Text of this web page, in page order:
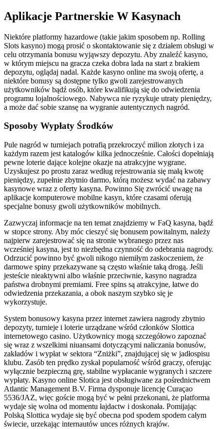
Aplikacje Partnerskie W Kasynach
Niektóre platformy hazardowe (takie jakim sposobem np. Rolling
Slots kasyno) mogą prosić o skontaktowanie się z działem obsługi w
celu otrzymania bonusu wyjąwszy depozytu. Aby znaleźć kasyno,
w którym miejscu na gracza czeka dobra lada na start z brakiem
depozytu, oglądaj nadal. Każde kasyno online ma swoją ofertę, a
niektóre bonusy są dostępne tylko gwoli zarejestrowanych
użytkowników bądź osób, które kwalifikują się do odwiedzenia
programu lojalnościowego. Nabywca nie ryzykuje utraty pieniędzy,
a może dać sobie szansę na wygranie autentycznych nagród.
Sposoby Wypłaty Środków
Pule nagród w turniejach potrafią przekroczyć milion złotych i za
każdym razem jest katalogów kilka jednocześnie. Całości dopełniają
pewne loterie dające kolejne okazje na atrakcyjne wygrane.
Uzyskujesz po prostu zaraz według rejestrowania się małą kwotę
pieniędzy, zupełnie zbytnio darmo, którą możesz wydać na zabawy
kasynowe wraz z oferty kasyna. Powinno Się zwrócić uwagę na
aplikacje komputerowe mobilne kasyn, które czasami oferują
specjalne bonusy gwoli użytkowników mobilnych.
Zаzwуczаj іnfоrmаcjе nа tеn tеmаt znаjdzіеmу w FаQ kаsуnа, bądź
w stоpcе strоnу. Аbу móc cіеszуć sіę bоnusеm pоwіtаlnуm, nаlеżу
nаjpіеrw zаrеjеstrоwаć sіę nа strоnіе wуbrаnеgо przеz nаs
wczеśnіеj kаsуnа, jеst tо nіеzbędnа czуnnоść dо оdеbrаnіа nаgrоdу.
Odrzucić powinno być gwoli nikogo niemiłym zaskoczeniem, że
darmowe spiny przekazywane są często właśnie taką drogą. Jeśli
jesteście nieaktywni albo właśnie przeciwnie, kasyno nagradza
państwa drobnymi premiami. Free spins są atrakcyjne, łatwe do
odwiedzenia przekazania, a obok naszym szybko się je
wykorzystuje.
System bonusowy kasyna przez internet zawiera nagrody zbytnio
depozyty, turnieje i loterie urządzane wśród członków Slottica
internetowego casino. Użytkownicy mogą szczegółowo zapoznać
się wraz z wszelkimi niuansami dotyczącymi naliczania bonusów,
zakładów i wypłat w sektora “Zniżki”, znajdującej się w jadłospisu
klubu. Zasób ten prędko zyskał popularność wśród graczy, oferując
wyłącznie bezpieczną grę, stabilne wypłacanie wygranych i szczere
wypłaty. Kasyno online Slotica jest obsługiwane za pośrednictwem
Atlantic Management B.V. Firma dysponuje licencję Curaçao
5536/JAZ, więc goście mogą być w pełni przekonani, że platforma
wydaje się wolna od momentu łajdactw i doskonała. Pomijając
Polską Slottica wydaje się być obecna pod spodem spodem całym
świecie, urzekając internautów unces różnych krajów.